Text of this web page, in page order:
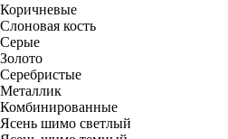
Коричневые
Слоновая кость
Серые
Золото
Серебристые
Металлик
Комбинированные
Ясень шимо светлый